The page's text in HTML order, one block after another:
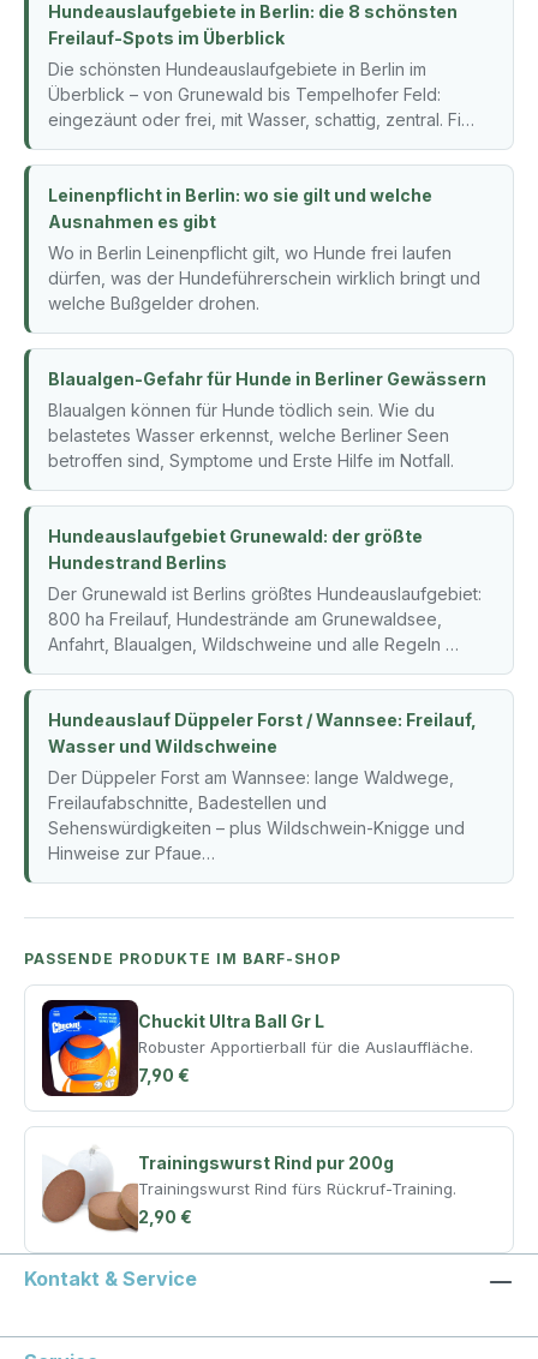
Hundeauslaufgebiete in Berlin: die 8 schönsten
Freilauf-Spots im Überblick
Die schönsten Hundeauslaufgebiete in Berlin im
Überblick – von Grunewald bis Tempelhofer Feld:
eingezäunt oder frei, mit Wasser, schattig, zentral. Fi…
Leinenpflicht in Berlin: wo sie gilt und welche
Ausnahmen es gibt
Wo in Berlin Leinenpflicht gilt, wo Hunde frei laufen
dürfen, was der Hundeführerschein wirklich bringt und
welche Bußgelder drohen.
Blaualgen-Gefahr für Hunde in Berliner Gewässern
Blaualgen können für Hunde tödlich sein. Wie du
belastetes Wasser erkennst, welche Berliner Seen
betroffen sind, Symptome und Erste Hilfe im Notfall.
Hundeauslaufgebiet Grunewald: der größte
Hundestrand Berlins
Der Grunewald ist Berlins größtes Hundeauslaufgebiet:
800 ha Freilauf, Hundestrände am Grunewaldsee,
Anfahrt, Blaualgen, Wildschweine und alle Regeln …
Hundeauslauf Düppeler Forst / Wannsee: Freilauf,
Wasser und Wildschweine
Der Düppeler Forst am Wannsee: lange Waldwege,
Freilaufabschnitte, Badestellen und
Sehenswürdigkeiten – plus Wildschwein-Knigge und
Hinweise zur Pfaue…
PASSENDE PRODUKTE IM BARF-SHOP
Chuckit Ultra Ball Gr L
Robuster Apportierball für die Auslauffläche.
7,90 €
Trainingswurst Rind pur 200g
Trainingswurst Rind fürs Rückruf-Training.
2,90 €
Kontakt & Service